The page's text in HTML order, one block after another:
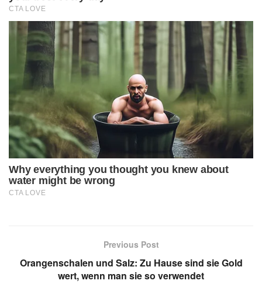
Previous Post
Orangenschalen und Salz: Zu Hause sind sie Gold
wert, wenn man sie so verwendet